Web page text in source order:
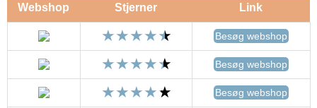
Webshop Stjerner Link
Besøg webshop
Besøg webshop
Besøg webshop